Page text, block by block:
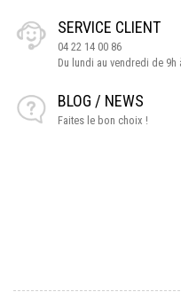
SERVICE CLIENT
04 22 14 00 86
Du lundi au vendredi de 9h
BLOG / NEWS
Faites le bon choix !